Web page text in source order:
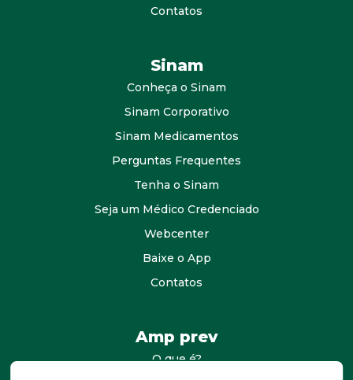
Contatos
Sinam
Conheça o Sinam
Sinam Corporativo
Sinam Medicamentos
Perguntas Frequentes
Tenha o Sinam
Seja um Médico Credenciado
Webcenter
Baixe o App
Contatos
Amp prev
O que é?